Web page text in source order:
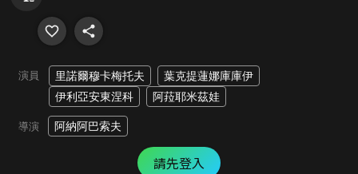
演員 里諾爾穆卡梅托夫
葉克提蓮娜庫庫伊
伊利亞安東涅科
阿菈耶米茲娃
導演 阿納阿巴索夫
請先登入